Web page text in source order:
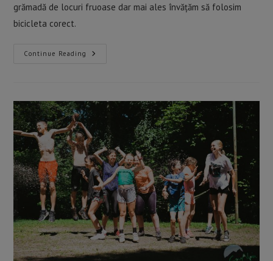
grămadă de locuri fruoase dar mai ales învățăm să folosim
bicicleta corect.
Continue Reading Tabără